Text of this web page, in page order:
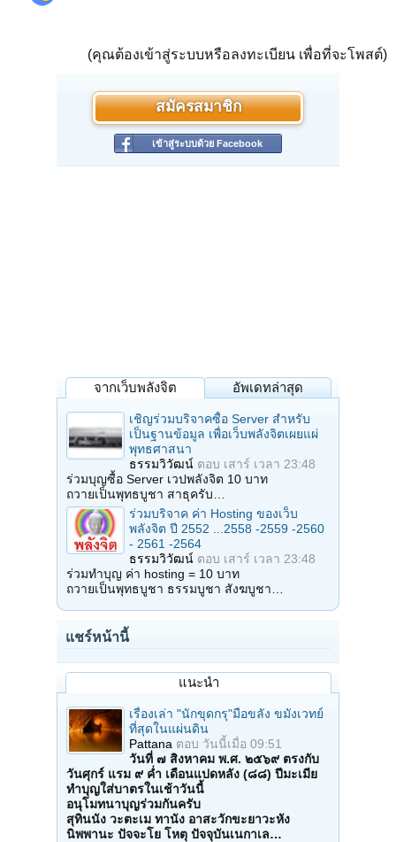
(คุณต้องเข้าสู่ระบบหรือลงทะเบียน เพื่อที่จะโพสต์)
สมัครสมาชิก
เข้าสู่ระบบด้วย Facebook
จากเว็บพลังจิต อัพเดทล่าสุด
เชิญร่วมบริจาคซื้อ Server สำหรับ
เป็นฐานข้อมูล เพื่อเว็บพลังจิตเผยแผ่
พุทธศาสนา
ธรรมวิวัฒน์ ตอบ เสาร์ เวลา 23:48
ร่วมบุญซื้อ Server เวปพลังจิต 10 บาท
ถวายเป็นพุทธบูชา สาธุครับ…
ร่วมบริจาค ค่า Hosting ของเว็บ
พลังจิต ปี 2552 ...2558 -2559 -2560
- 2561 -2564
ธรรมวิวัฒน์ ตอบ เสาร์ เวลา 23:48
ร่วมทำบุญ ค่า hosting = 10 บาท
ถวายเป็นพุทธบูชา ธรรมบูชา สังฆบูชา…
แชร์หน้านี้
แนะนำ
เรื่องเล่า "นักขุดกรุ"มือขลัง ขมังเวทย์
ที่สุดในแผ่นดิน
Pattana ตอบ วันนี้เมื่อ 09:51
วันที่ ๗ สิงหาคม พ.ศ. ๒๕๖๙ ตรงกับ
วันศุกร์ แรม ๙ ค่ำ เดือนแปดหลัง (๘๘) ปีมะเมีย
ทำบุญใส่บาตรในเช้าวันนี้
อนุโมทนาบุญร่วมกันครับ
สุทินนัง วะตะเม ทานัง อาสะวักขะยาวะหัง
นิพพานะ ปัจจะโย โหตุ ปัจจุบันเนกาเล…